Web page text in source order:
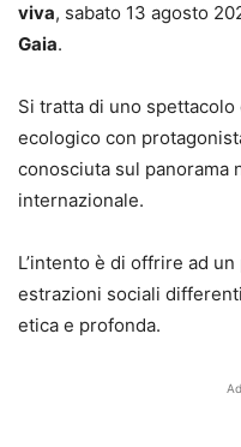
viva, sabato 13 agosto
Gaia.
Si tratta di uno
ecologico con
conosciuta sul panorama
internazionale.
L’intento è di offrire ad
estrazioni sociali
etica e profonda.